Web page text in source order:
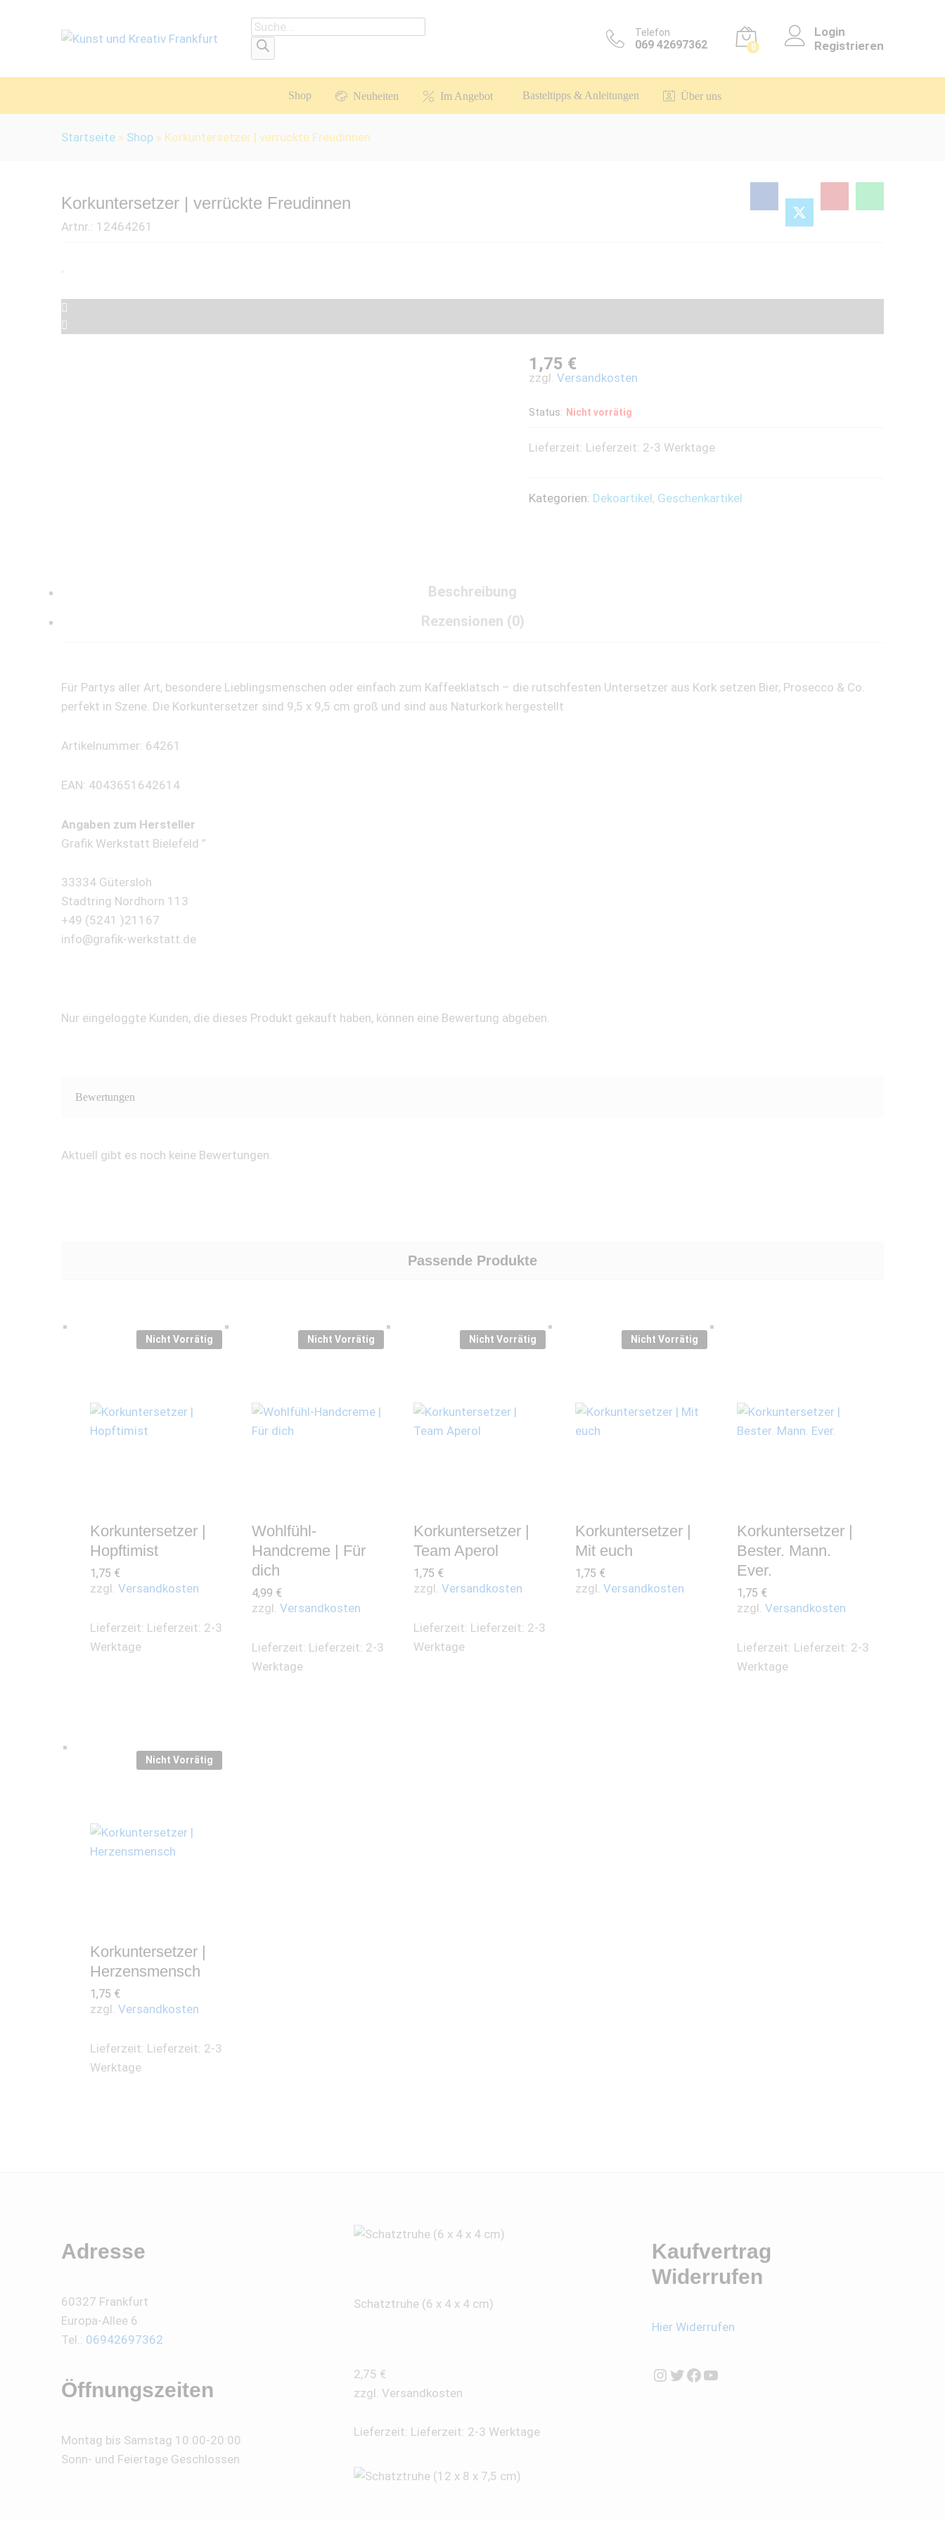
Products
search
Telefon
069 42697362 0
Login
Registrieren
Shop Neuheiten Im Angebot Basteltipps & Anleitungen Über uns
Startseite » Shop » Korkuntersetzer | verrückte Freudinnen
Korkuntersetzer | verrückte Freudinnen
Artnr.: 12464261
1,75 €
zzgl. Versandkosten
Status: Nicht vorrätig
Lieferzeit: Lieferzeit: 2-3 Werktage
Kategorien: Dekoartikel, Geschenkartikel
Beschreibung
Rezensionen (0)
Für Partys aller Art, besondere Lieblingsmenschen oder einfach zum Kaffeeklatsch – die rutschfesten Untersetzer aus Kork setzen Bier, Prosecco & Co.
perfekt in Szene. Die Korkuntersetzer sind 9,5 x 9,5 cm groß und sind aus Naturkork hergestellt
Artikelnummer: 64261
EAN: 4043651642614
Angaben zum Hersteller
Grafik Werkstatt Bielefeld ”
33334 Gütersloh
Stadtring Nordhorn 113
+49 (5241 )21167
info@grafik-werkstatt.de
Nur eingeloggte Kunden, die dieses Produkt gekauft haben, können eine Bewertung abgeben.
Bewertungen
Aktuell gibt es noch keine Bewertungen.
Passende Produkte
Nicht Vorrätig
Korkuntersetzer |
Hopftimist
1,75 €
zzgl. Versandkosten
Lieferzeit: Lieferzeit: 2-3
Werktage
Nicht Vorrätig
Wohlfühl-
Handcreme | Für
dich
4,99 €
zzgl. Versandkosten
Lieferzeit: Lieferzeit: 2-3
Werktage
Nicht Vorrätig
Korkuntersetzer |
Team Aperol
1,75 €
zzgl. Versandkosten
Lieferzeit: Lieferzeit: 2-3
Werktage
Nicht Vorrätig
Korkuntersetzer |
Mit euch
1,75 €
zzgl. Versandkosten
Korkuntersetzer |
Bester. Mann.
Ever.
1,75 €
zzgl. Versandkosten
Lieferzeit: Lieferzeit: 2-3
Werktage
Nicht Vorrätig
Korkuntersetzer |
Herzensmensch
1,75 €
zzgl. Versandkosten
Lieferzeit: Lieferzeit: 2-3
Werktage
Adresse
60327 Frankfurt
Europa-Allee 6
Tel.: 06942697362
Öffnungszeiten
Montag bis Samstag 10:00-20:00
Sonn- und Feiertage Geschlossen
Schatztruhe (6 x 4 x 4 cm)
2,75 €
zzgl. Versandkosten
Lieferzeit: Lieferzeit: 2-3 Werktage
Kaufvertrag
Widerrufen
Hier Widerrufen
Instagram
Twitter
Facebook
YouTube